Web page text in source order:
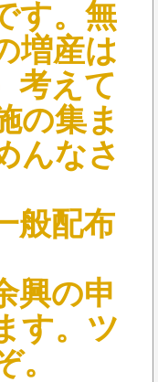
す。無
増産は
考えて
の集ま
んなさ
般配布
興の申
す。ツ
。